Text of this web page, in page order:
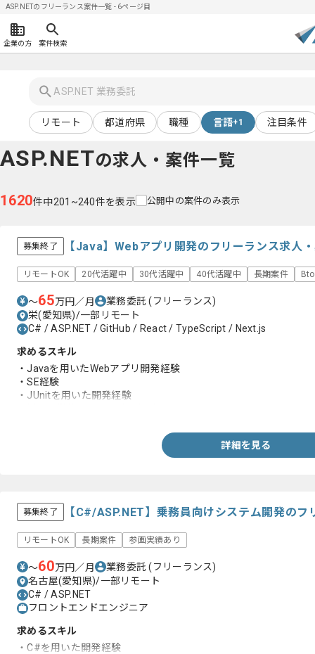
ASP.NETのフリーランス案件一覧 - 6ページ目
企業の方 案件検索
リモート 都道府県 職種 言語+1 注目条件
ASP.NETの求人・案件一覧
1620件中201~240件を表示 公開中の案件のみ表示
募集終了 【Java】Webアプリ開発のフリーランス求人
リモートOK 20代活躍中 30代活躍中 40代活躍中 長期案件
〜65万円／月 業務委託(フリーランス)
栄(愛知県)/一部リモート
C# / ASP.NET / GitHub / React / TypeScript / Next.js
求めるスキル
・Javaを用いたWebアプリ開発経験
・SE経験
・JUnitを用いた開発経験
詳細を見る
募集終了 【C#/ASP.NET】乗務員向けシステム開発の
リモートOK 長期案件 参画実績あり
〜60万円／月 業務委託(フリーランス)
名古屋(愛知県)/一部リモート
C# / ASP.NET
フロントエンドエンジニア
求めるスキル
・C#を用いた開発経験